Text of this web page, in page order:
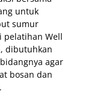
untuk
sumur
pelatihan Well
dibutuhkan
agar
bosan dan